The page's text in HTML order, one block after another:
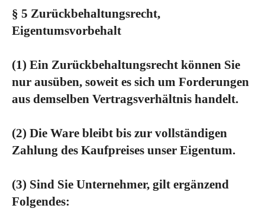
§ 5 Zurückbehaltungsrecht,
Eigentumsvorbehalt
(1) Ein Zurückbehaltungsrecht können Sie
nur ausüben, soweit es sich um Forderungen
aus demselben Vertragsverhältnis handelt.
(2) Die Ware bleibt bis zur vollständigen
Zahlung des Kaufpreises unser Eigentum.
(3) Sind Sie Unternehmer, gilt ergänzend
Folgendes: